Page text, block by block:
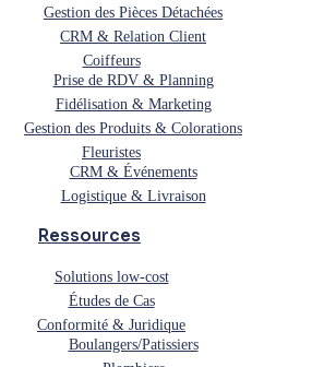
Gestion des Pièces Détachées
CRM & Relation Client
Coiffeurs
Prise de RDV & Planning
Fidélisation & Marketing
Gestion des Produits & Colorations
Fleuristes
CRM & Événements
Logistique & Livraison
Ressources
Solutions low-cost
Études de Cas
Conformité & Juridique
Boulangers/Patissiers